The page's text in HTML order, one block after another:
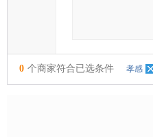
0 个商家符合已选条件 孝感